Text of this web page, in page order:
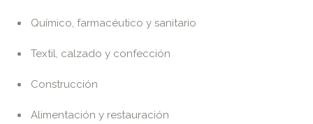
Químico, farmacéutico y sanitario
Textil, calzado y confección
Construcción
Alimentación y restauración